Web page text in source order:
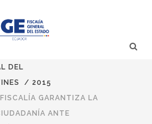
DEL
/ 2015
FISCALÍA GARANTIZA LA
ANTE